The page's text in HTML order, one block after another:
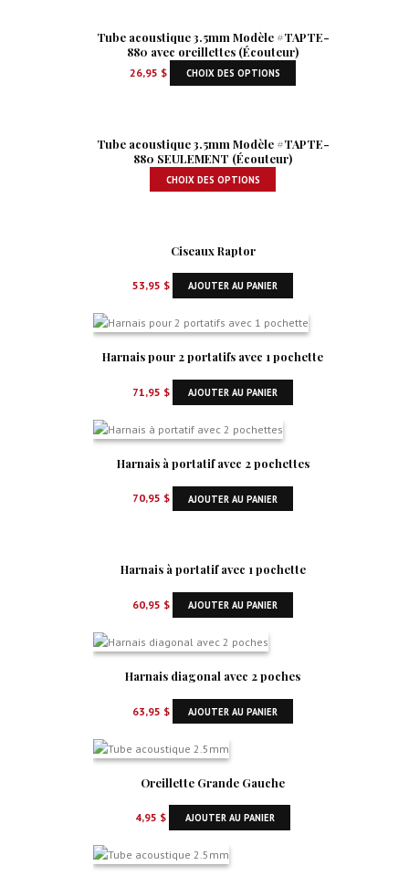
Tube acoustique 3.5mm Modèle #TAPTE-
880 avec oreillettes (Écouteur)
26,95 $ CHOIX DES OPTIONS
Tube acoustique 3.5mm Modèle #TAPTE-
880 SEULEMENT (Écouteur)
CHOIX DES OPTIONS
Ciseaux Raptor
53,95 $ AJOUTER AU PANIER
Harnais pour 2 portatifs avec 1 pochette
71,95 $ AJOUTER AU PANIER
Harnais à portatif avec 2 pochettes
70,95 $ AJOUTER AU PANIER
Harnais à portatif avec 1 pochette
60,95 $ AJOUTER AU PANIER
Harnais diagonal avec 2 poches
63,95 $ AJOUTER AU PANIER
Oreillette Grande Gauche
4,95 $ AJOUTER AU PANIER